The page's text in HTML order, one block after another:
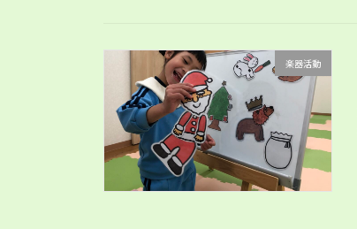
楽器活動